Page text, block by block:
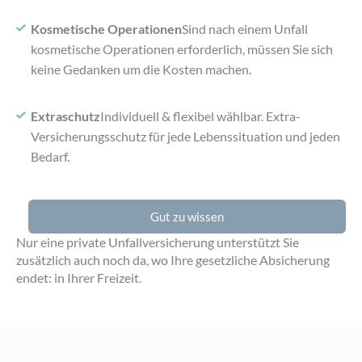
Kosmetische OperationenSind nach einem Unfall
kosmetische Operationen erforderlich, müssen Sie sich
keine Gedanken um die Kosten machen.
ExtraschutzIndividuell & flexibel wählbar. Extra-
Versicherungsschutz für jede Lebenssituation und jeden
Bedarf.
Gut zu wissen
Nur eine private Unfallversicherung unterstützt Sie
zusätzlich auch noch da, wo Ihre gesetzliche Absicherung
endet: in Ihrer Freizeit.